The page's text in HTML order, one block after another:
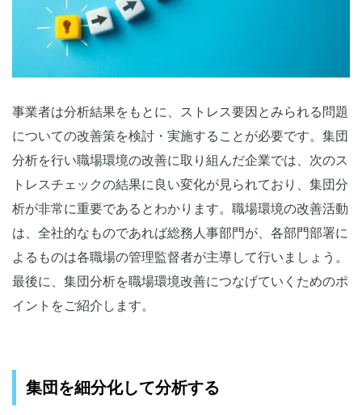
事業者は分析結果をもとに、ストレス要因とみられる問題
についての改善策を検討・実施することが必要です。集団
分析を行い職場環境の改善に取り組んだ企業では、次のス
トレスチェックの結果に良い変化が見られており、集団分
析が非常に重要であるとわかります。職場環境の改善活動
は、全社的なものであれば総務人事部門が、各部門部署に
よるものは各職場の管理監督者が主導して行いましょう。
最後に、集団分析を職場環境改善につなげていくためのポ
イントをご紹介します。
集団を細分化して分析する